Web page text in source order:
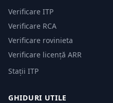
Verificare ITP
Verificare RCA
Verificare rovinieta
Verificare licență ARR
Stații ITP
GHIDURI UTILE